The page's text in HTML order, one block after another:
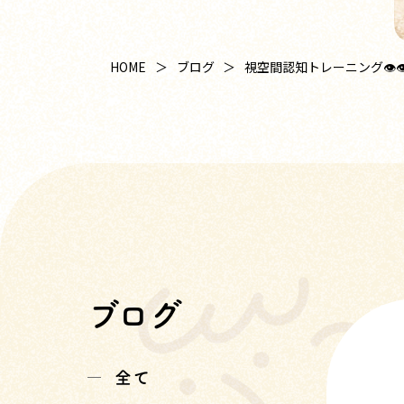
HOME ブログ 視空間認知トレーニング
ブログ
全て